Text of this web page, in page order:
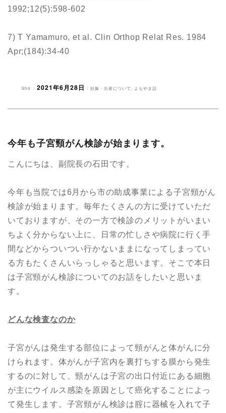
1992;12(5):598-602
7) T Yamamuro, et al. Clin Orthop Relat Res. 1984
Apr;(184):34-40
投
Sho
投
2021年6月28日
カ
妊娠・出産について よもやま話
今年も子宮頸がん検診が始まります。
こんにちは、副院長の石田です。
今年も当院では6月から市の助成事業による子宮頸がん
検診が始まります。毎年たくさんの方に受けていただ
いておりますが、その一方で検診のメリットがいまい
ちよく分からない上に、日常の忙しさや病院に行く手
間などからついつい行かないままになってしまってい
る方もたくさんいらっしゃると思います。そこで本日
は子宮頸がん検診についてのお話をしたいと思いま
す。
どんな検査なのか
子宮がんは発生する部位によって頸がんと体がんに分
けられます。体がんが子宮内を裏打ちする膜から発生
するのに対して、頸がんは子宮の出口付近にある細胞
が主にウイルス感染を原因として癌化することによっ
て発生します。子宮頸がん検診は腟に器械を入れて子